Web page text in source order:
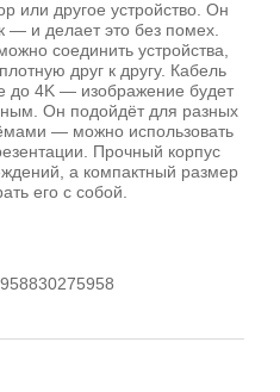
или другое устройство. Он
— и делает это без помех.
соединить устройства,
друг к другу. Кабель
до 4K — изображение будет
Он подойдёт для разных
— можно использовать
Прочный корпус
а компактный размер
его с собой.